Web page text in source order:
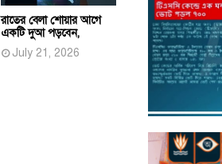
রাতের বেলা শোয়ার আগে
একটি দুআ পড়বেন,
July 21, 2026